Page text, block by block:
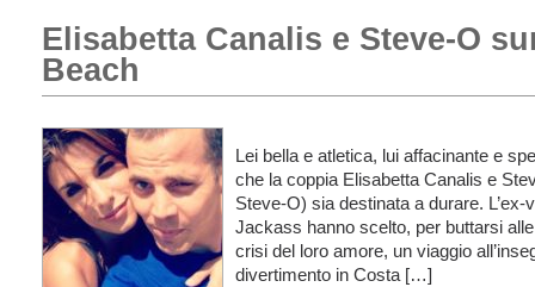
Elisabetta Canalis e Steve-O
Beach
Lei bella e atletica, lui affacinante e
che la coppia Elisabetta Canalis e
Steve-O) sia destinata a durare.
Jackass hanno scelto, per buttarsi
crisi del loro amore, un viaggio
divertimento in Costa […]